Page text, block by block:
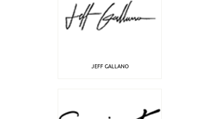
JEFF GALLANO